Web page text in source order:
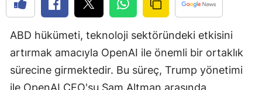
Denizli
Diyarbakır
ABD hükümeti, teknoloji sektöründeki etkisini
artırmak amacıyla OpenAI ile önemli bir ortaklık
sürecine girmektedir. Bu süreç, Trump yönetimi
ile OpenAI CEO'su Sam Altman arasında